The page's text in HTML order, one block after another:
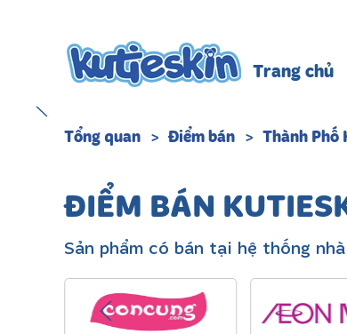
Skip to main content
Trang chủ
Tổng quan Điểm bán Thành Phố
ĐIỂM BÁN
Sản phẩm có bán tại hệ thống